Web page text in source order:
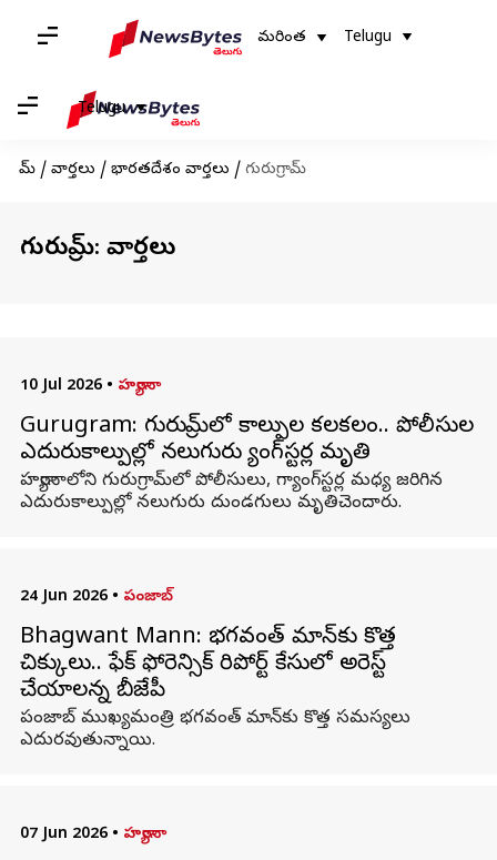
మరింత Telugu
Telugu
హోమ్ / వార్తలు / భారతదేశం వార్తలు / గురుగ్రామ్‌
గురుగ్రామ్‌: వార్తలు
10 Jul 2026 • హర్యానా
Gurugram: గురుగ్రామ్‌లో కాల్పుల కలకలం.. పోలీసుల
ఎదురుకాల్పుల్లో నలుగురు గ్యాంగ్‌స్టర్ల మృతి
హర్యానాలోని గురుగ్రామ్‌లో పోలీసులు, గ్యాంగ్‌స్టర్ల మధ్య జరిగిన
ఎదురుకాల్పుల్లో నలుగురు దుండగులు మృతిచెందారు.
24 Jun 2026 • పంజాబ్
Bhagwant Mann: భగవంత్ మాన్‌కు కొత్త
చిక్కులు.. ఫేక్ ఫోరెన్సిక్ రిపోర్ట్ కేసులో అరెస్ట్
చేయాలన్న బీజేపీ
పంజాబ్ ముఖ్యమంత్రి భగవంత్ మాన్‌కు కొత్త సమస్యలు
ఎదురవుతున్నాయి.
07 Jun 2026 • హర్యానా